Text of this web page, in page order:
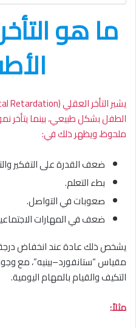
ما هو
الطفل بشكل طبيعي، بينما يتأخر
ملحوظ، ويظهر ذلك في:
ضعف القدرة على التفكير
بطء التعلم.
صعوبات في التواصل.
ضعف في المهارات
مقياس “ستانفورد–بينيه”، مع
التكيف والقيام بالمهام اليومية.
مثلاً: